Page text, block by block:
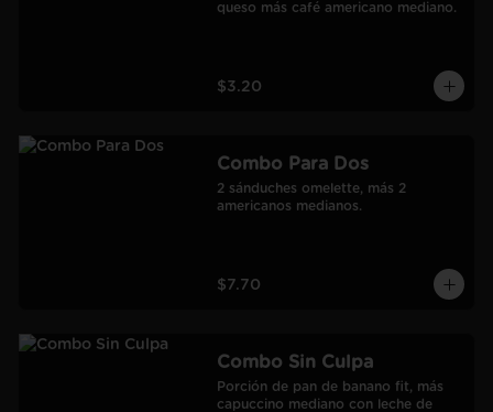
queso más café americano mediano.
$3.20
Combo Para Dos
2 sánduches omelette, más 2
americanos medianos.
$7.70
Combo Sin Culpa
Porción de pan de banano fit, más
capuccino mediano con leche de